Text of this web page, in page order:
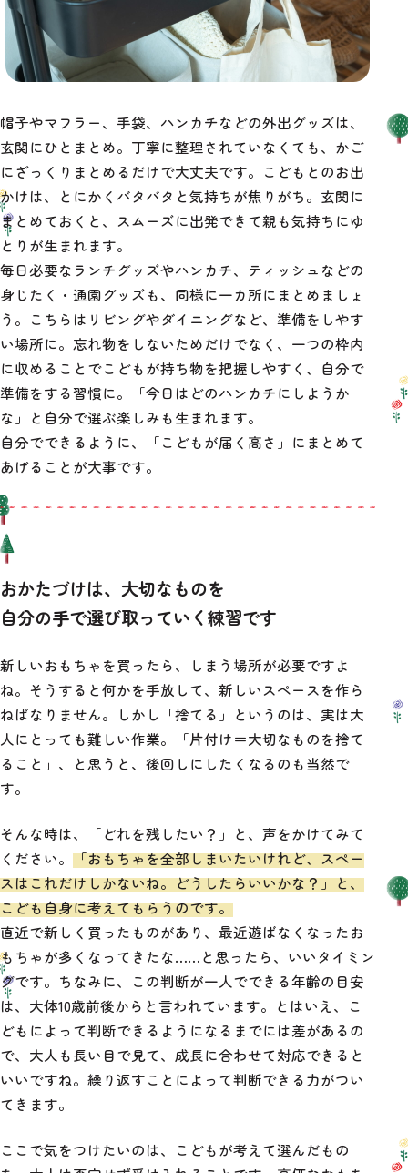
帽子やマフラー、手袋、ハンカチなどの外出グッズは、
玄関にひとまとめ。丁寧に整理されていなくても、かご
にざっくりまとめるだけで大丈夫です。こどもとのお出
かけは、とにかくバタバタと気持ちが焦りがち。玄関に
まとめておくと、スムーズに出発できて親も気持ちにゆ
とりが生まれます。
毎日必要なランチグッズやハンカチ、ティッシュなどの
身じたく・通園グッズも、同様に一カ所にまとめましょ
う。こちらはリビングやダイニングなど、準備をしやす
い場所に。忘れ物をしないためだけでなく、一つの枠内
に収めることでこどもが持ち物を把握しやすく、自分で
準備をする習慣に。「今日はどのハンカチにしようか
な」と自分で選ぶ楽しみも生まれます。
自分でできるように、「こどもが届く高さ」にまとめて
あげることが大事です。
おかたづけは、大切なものを
自分の手で選び取っていく練習です
新しいおもちゃを買ったら、しまう場所が必要ですよ
ね。そうすると何かを手放して、新しいスペースを作ら
ねばなりません。しかし「捨てる」というのは、実は大
人にとっても難しい作業。「片付け＝大切なものを捨て
ること」、と思うと、後回しにしたくなるのも当然で
す。
そんな時は、「どれを残したい？」と、声をかけてみて
ください。 「おもちゃを全部しまいたいけれど、スペー
スはこれだけしかないね。どうしたらいいかな？」と、
こども自身に考えてもらうのです。
直近で新しく買ったものがあり、最近遊ばなくなったお
もちゃが多くなってきたな……と思ったら、いいタイミン
グです。ちなみに、この判断が一人でできる年齢の目安
は、大体10歳前後からと言われています。とはいえ、こ
どもによって判断できるようになるまでには差があるの
で、大人も長い目で見て、成長に合わせて対応できると
いいですね。繰り返すことによって判断できる力がつい
てきます。
ここで気をつけたいのは、こどもが考えて選んだもの